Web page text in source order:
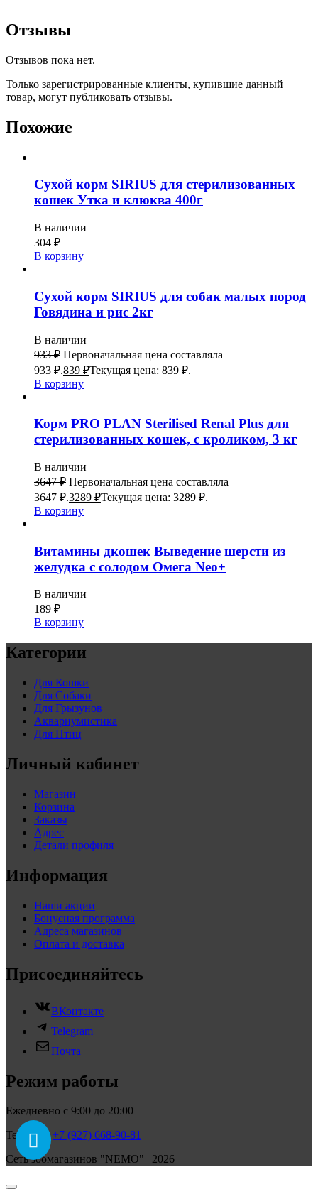
Отзывы
Отзывов пока нет.
Только зарегистрированные клиенты, купившие данный
товар, могут публиковать отзывы.
Похожие
Сухой корм SIRIUS для стерилизованных
кошек Утка и клюква 400г
В наличии
304 ₽
В корзину
Сухой корм SIRIUS для собак малых пород
Говядина и рис 2кг
В наличии
933₽ Первоначальная цена составляла
933 ₽.839 ₽Текущая цена: 839 ₽.
В корзину
Корм PRO PLAN Sterilised Renal Plus для
стерилизованных кошек, с кроликом, 3 кг
В наличии
3647₽ Первоначальная цена составляла
3647 ₽.3289 ₽Текущая цена: 3289 ₽.
В корзину
Витамины дкошек Выведение шерсти из
желудка с солодом Омега Neo+
В наличии
189 ₽
В корзину
Категории
Для Кошки
Для Собаки
Для Грызунов
Аквариумистика
Для Птиц
Личный кабинет
Магазин
Корзина
Заказы
Адрес
Детали профиля
Информация
Наши акции
Бонусная программа
Адреса магазинов
Оплата и доставка
Присоединяйтесь
ВКонтакте
Telegram
Почта
Режим работы
Ежедневно с 9:00 до 20:00
Телефон:+7 (927) 668-90-81
Сеть зоомагазинов "NEMO" | 2026